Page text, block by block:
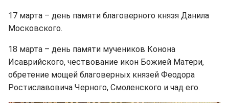
17 марта – день памяти благоверного князя Данила
Московского.
18 марта – день памяти мучеников Конона
Исаврийского, чествование икон Божией Матери,
обретение мощей благоверных князей Феодора
Ростиславовича Черного, Смоленского и чад его.